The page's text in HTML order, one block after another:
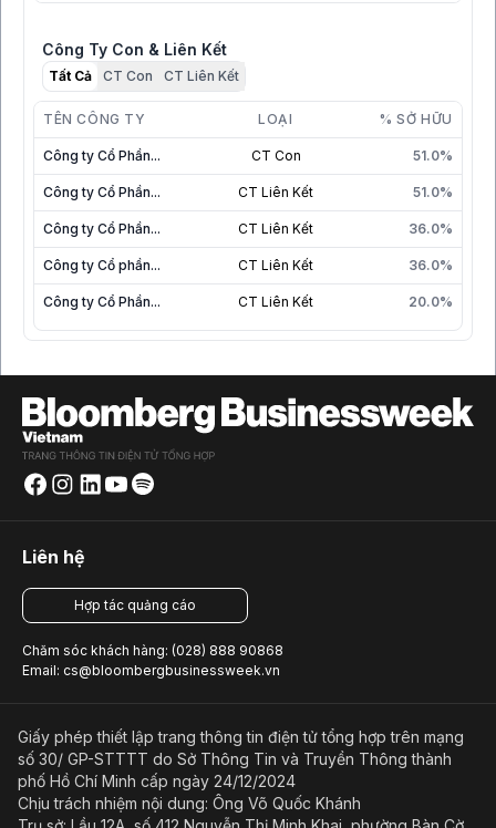
Công Ty Con & Liên Kết
Tất Cả CT Con CT Liên Kết
TÊN CÔNG TY LOẠI % SỞ HỮU
Công ty Cổ Phần... CT Con 51.0%
Công ty Cổ Phần... CT Liên Kết 51.0%
Công ty Cổ Phần... CT Liên Kết 36.0%
Công ty Cổ phần... CT Liên Kết 36.0%
Công ty Cổ Phần... CT Liên Kết 20.0%
Liên hệ
Hợp tác quảng cáo
Chăm sóc khách hàng: (028) 888 90868
Email: cs@bloombergbusinessweek.vn
Giấy phép thiết lập trang thông tin điện tử tổng hợp trên mạng
số 30/ GP-STTTT do Sở Thông Tin và Truyền Thông thành
phố Hồ Chí Minh cấp ngày 24/12/2024
Chịu trách nhiệm nội dung: Ông Võ Quốc Khánh